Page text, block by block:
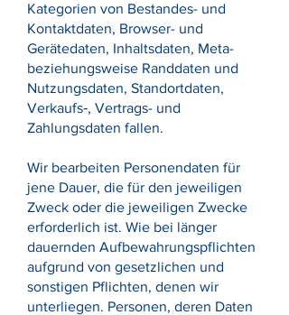
Kategorien von Bestandes- und
Kontaktdaten, Browser- und
Gerätedaten, Inhaltsdaten, Meta-
beziehungsweise Randdaten und
Nutzungsdaten, Standortdaten,
Verkaufs‑, Vertrags- und
Zahlungsdaten fallen.
Wir bearbeiten Personendaten für
jene Dauer, die für den jeweiligen
Zweck oder die jeweiligen Zwecke
erforderlich ist. Wie bei länger
dauernden Aufbewahrungspflichten
aufgrund von gesetzlichen und
sonstigen Pflichten, denen wir
unterliegen. Personen, deren Daten